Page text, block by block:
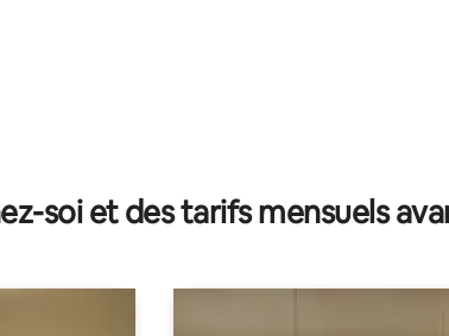
commentaires : 4,95 sur 5
soi et des tarifs mensuels